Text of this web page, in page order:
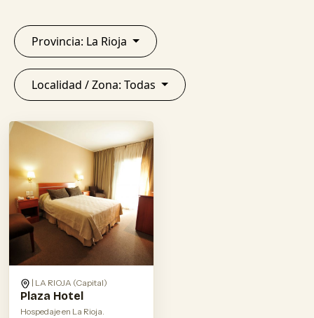
Provincia: La Rioja
Localidad / Zona: Todas
| LA RIOJA (Capital)
Plaza Hotel
Hospedaje en La Rioja.